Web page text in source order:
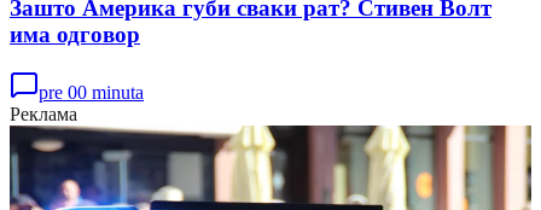
Зашто Америка губи сваки рат? Стивен Волт
има одговор
pre 00 minuta
Реклама